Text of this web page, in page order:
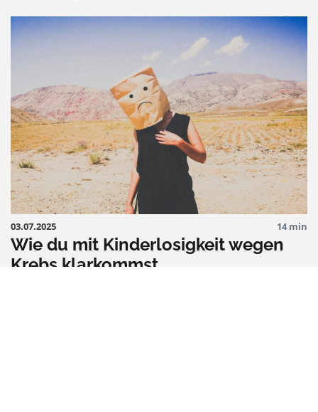
03.07.2025 14 min
Wie du mit Kinderlosigkeit wegen
Krebs klarkommst